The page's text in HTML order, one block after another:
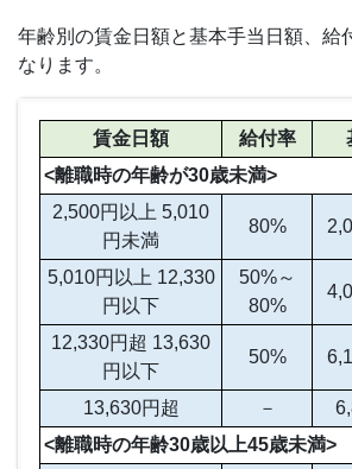
年齢別の賃金日額と基本手当日額、給
なります。
賃金日額 給付率
<離職時の年齢が30歳未満>
2,500円以上 5,010
円未満
80%
5,010円以上 12,330
円以下
50%～
80%
12,330円超 13,630
円以下
50%
13,630円超 －
<離職時の年齢30歳以上45歳未満>